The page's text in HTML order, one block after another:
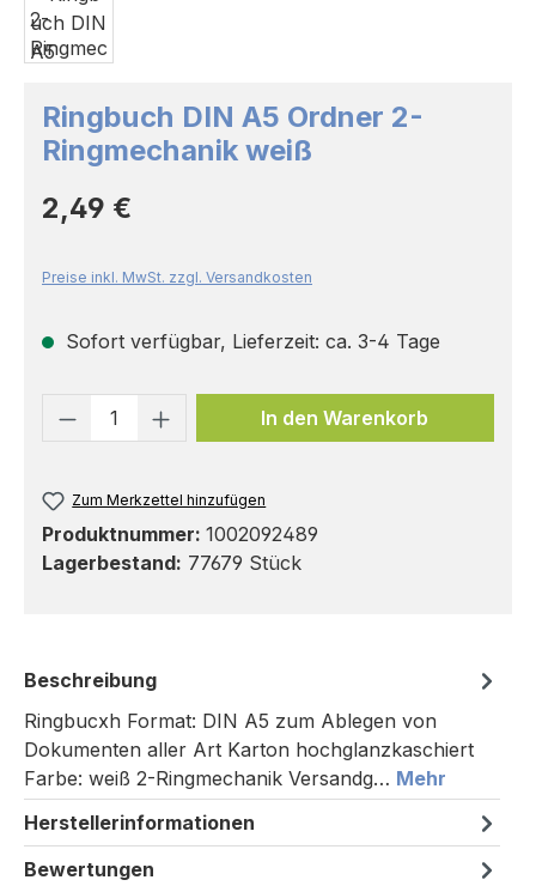
Ringbuch DIN A5 Ordner 2-
Ringmechanik weiß
Regulärer Preis:
2,49 €
Preise inkl. MwSt. zzgl. Versandkosten
Sofort verfügbar, Lieferzeit: ca. 3-4 Tage
Produkt Anzahl: Gib den
In den Warenkorb
Zum Merkzettel hinzufügen
Produktnummer: 1002092489
Lagerbestand: 77679 Stück
Beschreibung
Ringbucxh Format: DIN A5 zum Ablegen von
Dokumenten aller Art Karton hochglanzkaschiert
Farbe: weiß 2-Ringmechanik Versandg… Mehr
Herstellerinformationen
Bewertungen